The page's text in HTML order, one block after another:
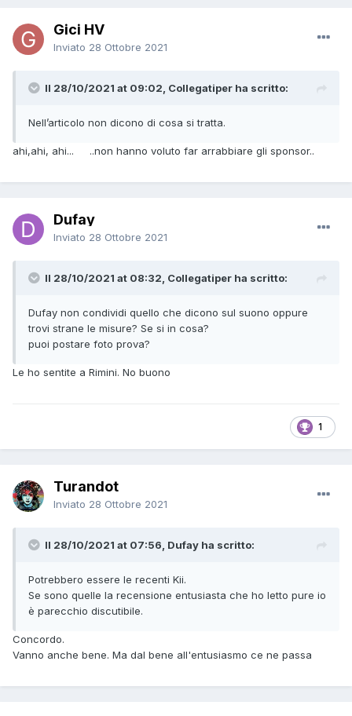
Gici HV
Inviato 28 Ottobre 2021
Il 28/10/2021 at 09:02, Collegatiper ha scritto:
Nell’articolo non dicono di cosa si tratta.
ahi,ahi, ahi... ..non hanno voluto far arrabbiare gli sponsor..
Dufay
Inviato 28 Ottobre 2021
Il 28/10/2021 at 08:32, Collegatiper ha scritto:
Dufay non condividi quello che dicono sul suono oppure
trovi strane le misure? Se si in cosa?
puoi postare foto prova?
Le ho sentite a Rimini. No buono
1
Turandot
Inviato 28 Ottobre 2021
Il 28/10/2021 at 07:56, Dufay ha scritto:
Potrebbero essere le recenti Kii.
Se sono quelle la recensione entusiasta che ho letto pure io
è parecchio discutibile.
Concordo.
Vanno anche bene. Ma dal bene all'entusiasmo ce ne passa